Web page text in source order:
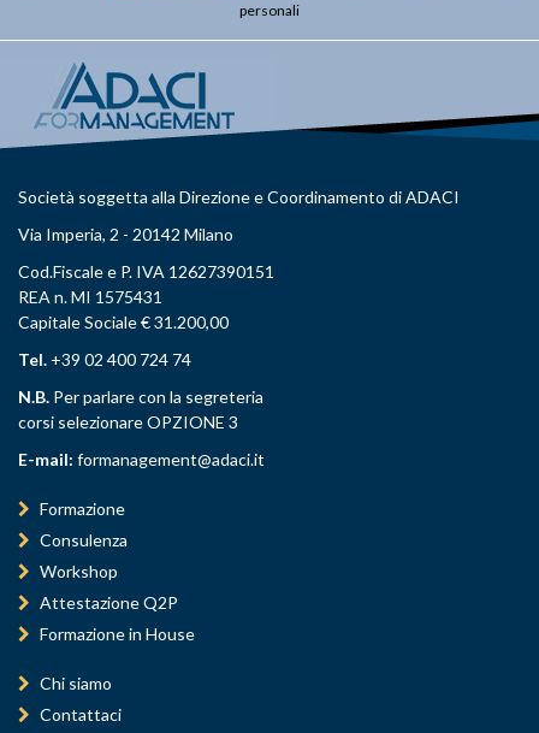
personali
Società soggetta alla Direzione e Coordinamento di ADACI
Via Imperia, 2 - 20142 Milano
Cod.Fiscale e P. IVA 12627390151
REA n. MI 1575431
Capitale Sociale € 31.200,00
Tel. +39 02 400 724 74
N.B. Per parlare con la segreteria
corsi selezionare OPZIONE 3
E-mail: formanagement@adaci.it
Formazione
Consulenza
Workshop
Attestazione Q2P
Formazione in House
Chi siamo
Contattaci